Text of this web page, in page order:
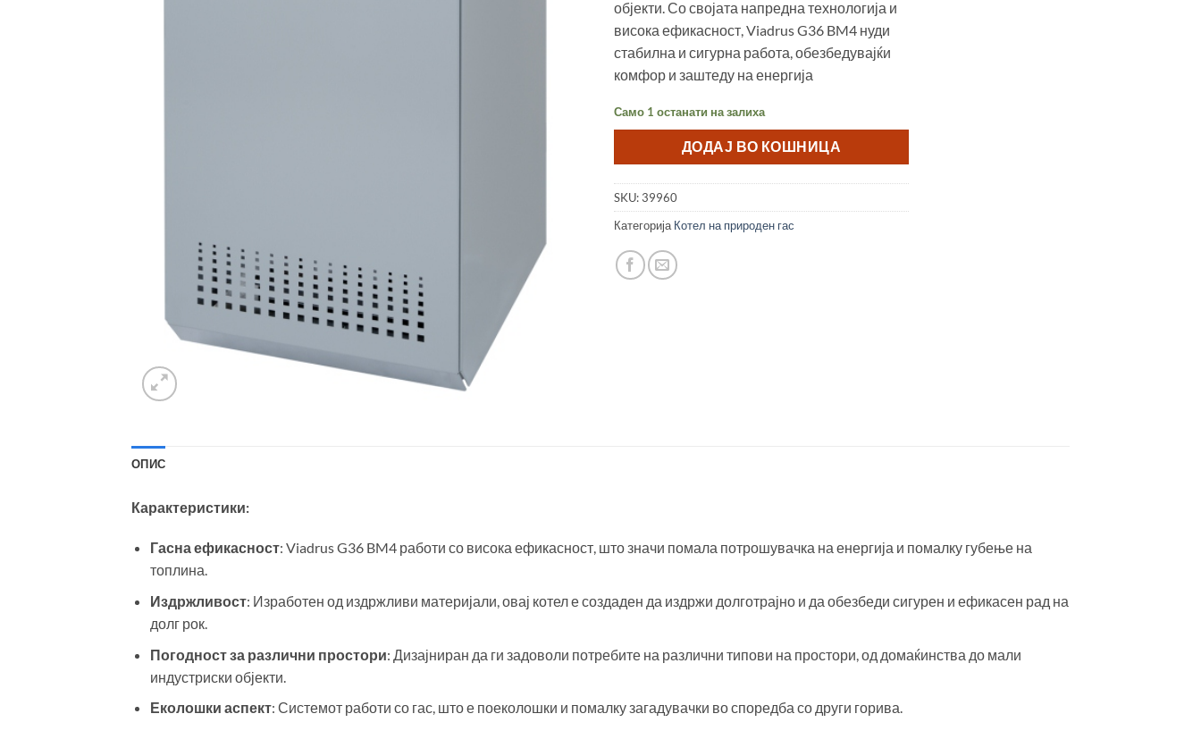
објекти. Со својата напредна технологија и
висока ефикасност, Viadrus G36 BM4 нуди
стабилна и сигурна работа, обезбедувајќи
комфор и заштеду на енергија
Само 1 останати на залиха
ДОДАЈ ВО КОШНИЦА
SKU:39960
Категорија Котел на природен гас
ОПИС
Карактеристики:
Гасна ефикасност: Viadrus G36 BM4 работи со висока ефикасност, што значи помала потрошувачка на енергија и помалку губење на
топлина.
Издржливост: Изработен од издржливи материјали, овај котел е создаден да издржи долготрајно и да обезбеди сигурен и ефикасен рад на
долг рок.
Погодност за различни простори: Дизајниран да ги задоволи потребите на различни типови на простори, од домаќинства до мали
индустриски објекти.
Еколошки аспект: Системот работи со гас, што е поеколошки и помалку загадувачки во споредба со други горива.